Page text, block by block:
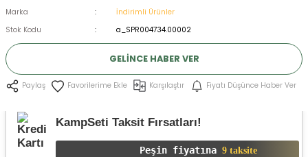
Marka
İndirimli Ürünler
Stok Kodu
a_SPR004734.00002
GELINCE HABER VER
Paylaş Karşılaştır Fiyatı Düşünce Haber Ver
KampSeti Taksit Fırsatları!
Peşin fiyatına 9 taksite